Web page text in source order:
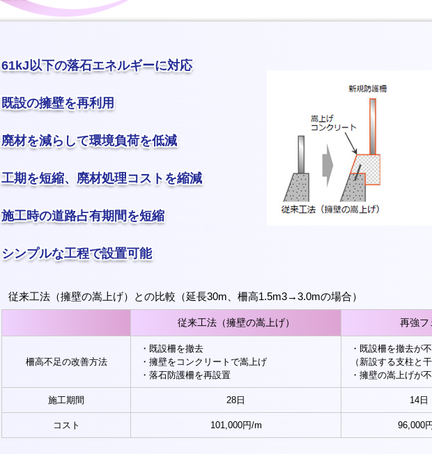
61kJ以下の落石エネルギーに対応
既設の擁壁を再利用
廃材を減らして環境負荷を低減
工期を短縮、廃材処理コストを縮減
施工時の道路占有期間を短縮
シンプルな工程で設置可能
従来工法（擁壁の嵩上げ）との比較（延長30m、柵高1.5m3→3.0mの場合）
従来工法（擁壁の嵩上げ） 再強フ
柵高不足の改善方法
・既設柵を撤去
・擁壁をコンクリートで嵩上げ
・落石防護柵を再設置
・既設柵を撤去が
（新設する支柱と
・擁壁の嵩上げが
施工期間 28日 14日
コスト 101,000円/m 96,000